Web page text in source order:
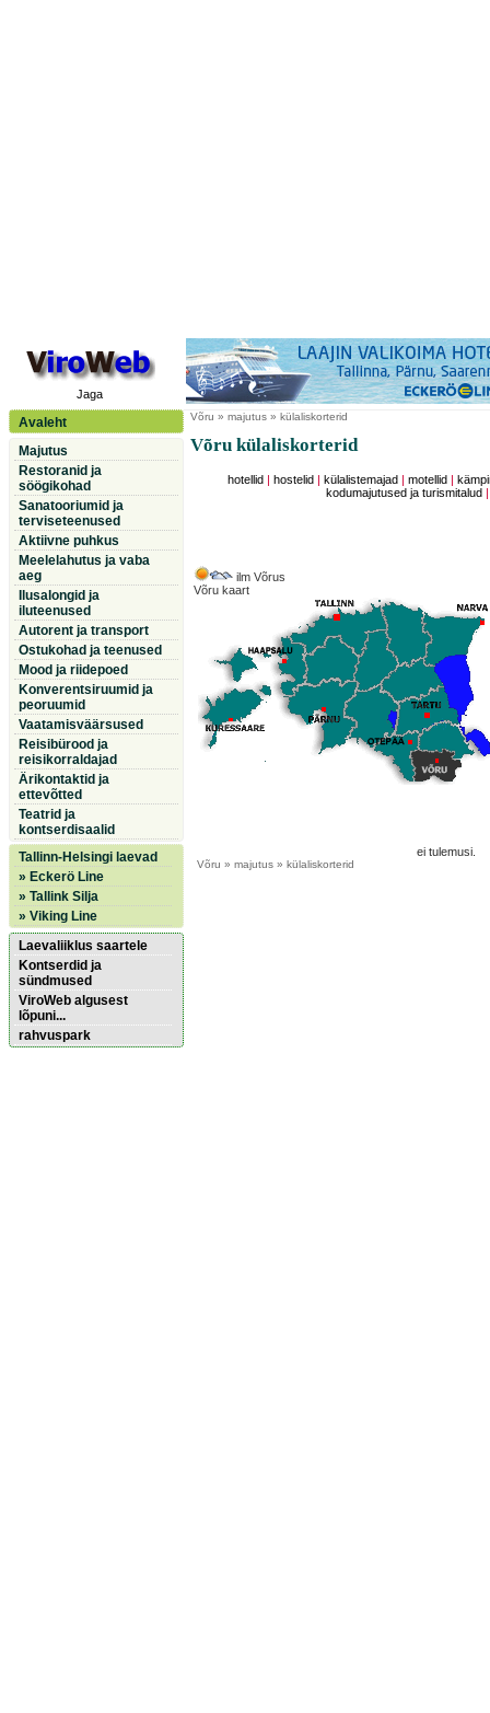
Jaga
Avaleht
Majutus
Restoranid ja
söögikohad
Sanatooriumid ja
terviseteenused
Aktiivne puhkus
Meelelahutus ja vaba
aeg
Ilusalongid ja
iluteenused
Autorent ja transport
Ostukohad ja teenused
Mood ja riidepoed
Konverentsiruumid ja
peoruumid
Vaatamisväärsused
Reisibürood ja
reisikorraldajad
Ärikontaktid ja
ettevõtted
Teatrid ja
kontserdisaalid
Tallinn-Helsingi laevad
» Eckerö Line
» Tallink Silja
» Viking Line
Laevaliiklus saartele
Kontserdid ja
sündmused
ViroWeb algusest
lõpuni...
rahvuspark
Võru » majutus » külaliskorterid
Võru külaliskorterid
hotellid hostelid külalistemajad |motellid
kodumajutused ja turismitalud
ilm Võrus
Võru kaart
ei tulemusi.
Võru » majutus » külaliskorterid